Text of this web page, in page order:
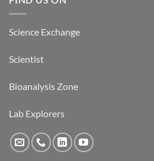
Science Exchange
Scientist
Bioanalysis Zone
Lab Explorers